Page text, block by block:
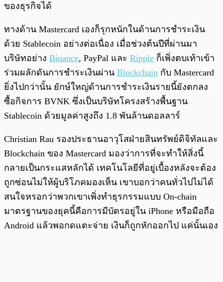
ของธุรกิจได้
ทางด้าน Mastercard เองก็รุกหนักในด้านการชำระเงิน
ด้วย Stablecoin อย่างต่อเนื่อง เมื่อช่วงต้นปีที่ผ่านมา
บริษัทอย่าง Binance, PayPal และ Ripple ก็เพิ่งตบเท้าเข้า
ร่วมผลักดันการชำระเงินผ่าน Blockchain กับ Mastercard
ยิ่งไปกว่านั้น ยักษ์ใหญ่ด้านการชำระเงินรายนี้ยังตกลง
ซื้อกิจการ BVNK ซึ่งเป็นบริษัทโครงสร้างพื้นฐาน
Stablecoin ด้วยมูลค่าสูงถึง 1.8 พันล้านดอลลาร์
Christian Rau รองประธานอาวุโสฝ่ายสินทรัพย์ดิจิทัลและ
Blockchain ของ Mastercard มองว่าการที่จะทำให้สิ่งนี้
กลายเป็นกระแสหลักได้ เทคโนโลยีที่อยู่เบื้องหลังจะต้อง
ถูกซ่อนไม่ให้ผู้บริโภคมองเห็น เขาบอกว่าคนทั่วไปไม่ได้
สนใจหรอกว่าพวกเขาเพิ่งทำธุรกรรมแบบ On-chain
มาตรฐานของยุคนี้คือการมีบัตรอยู่ใน iPhone หรือมือถือ
Android แล้วพอกดแตะจ่าย เงินก็ถูกหักออกไป แค่นั้นเอง